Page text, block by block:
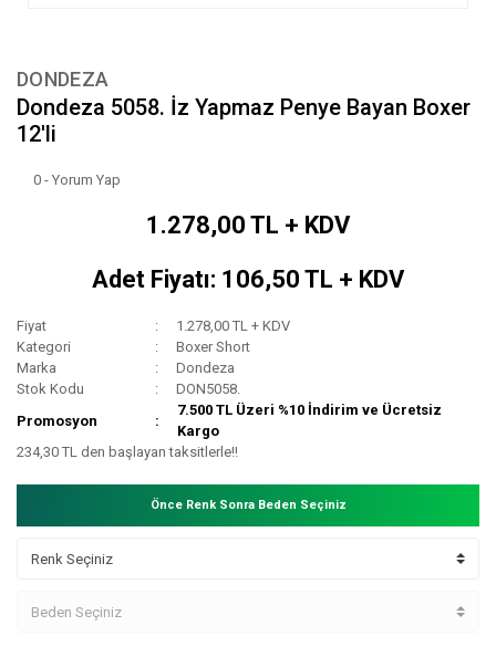
DONDEZA
Dondeza 5058. İz Yapmaz Penye Bayan Boxer
12'li
0 - Yorum Yap
1.278,00 TL + KDV
Adet Fiyatı: 106,50 TL + KDV
Fiyat
1.278,00 TL + KDV
Kategori
Boxer Short
Marka
Dondeza
Stok Kodu
DON5058.
Promosyon
7.500 TL Üzeri %10 İndirim ve Ücretsiz
Kargo
234,30 TL den başlayan taksitlerle!!
Önce Renk Sonra Beden Seçiniz